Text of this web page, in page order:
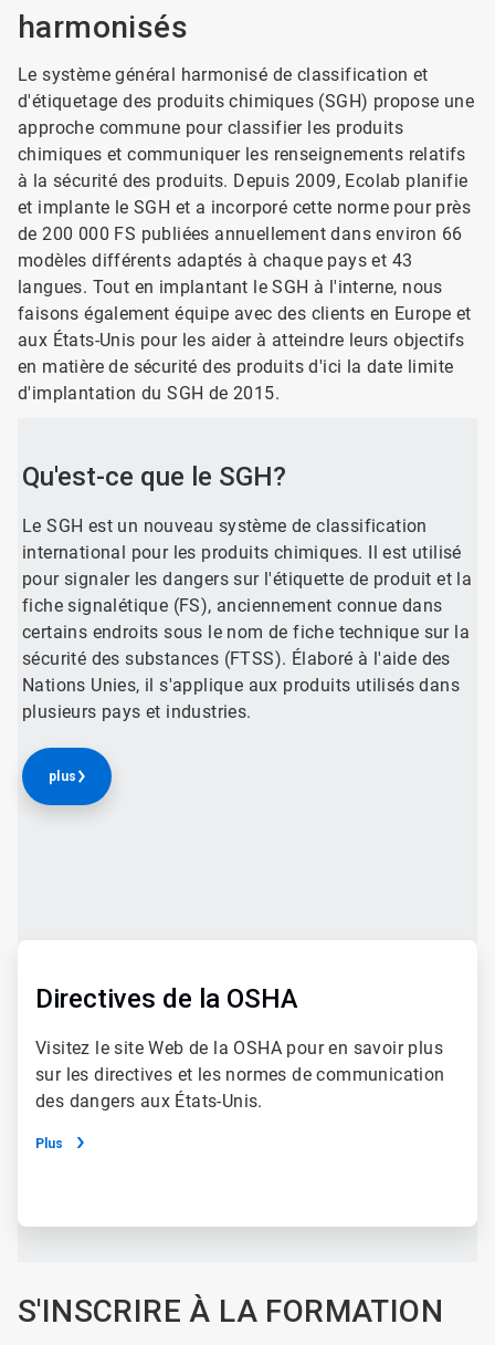
harmonisés
Le système général harmonisé de classification et
d'étiquetage des produits chimiques (SGH) propose une
approche commune pour classifier les produits
chimiques et communiquer les renseignements relatifs
à la sécurité des produits. Depuis 2009, Ecolab planifie
et implante le SGH et a incorporé cette norme pour près
de 200 000 FS publiées annuellement dans environ 66
modèles différents adaptés à chaque pays et 43
langues. Tout en implantant le SGH à l'interne, nous
faisons également équipe avec des clients en Europe et
aux États-Unis pour les aider à atteindre leurs objectifs
en matière de sécurité des produits d'ici la date limite
d'implantation du SGH de 2015.
Qu'est-ce que le SGH?
Le SGH est un nouveau système de classification
international pour les produits chimiques. Il est utilisé
pour signaler les dangers sur l'étiquette de produit et la
fiche signalétique (FS), anciennement connue dans
certains endroits sous le nom de fiche technique sur la
sécurité des substances (FTSS). Élaboré à l'aide des
Nations Unies, il s'applique aux produits utilisés dans
plusieurs pays et industries.
plus
Directives de la OSHA
Visitez le site Web de la OSHA pour en savoir plus
sur les directives et les normes de communication
des dangers aux États-Unis.
Plus
S'INSCRIRE À LA FORMATION